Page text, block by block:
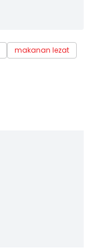
makanan lezat